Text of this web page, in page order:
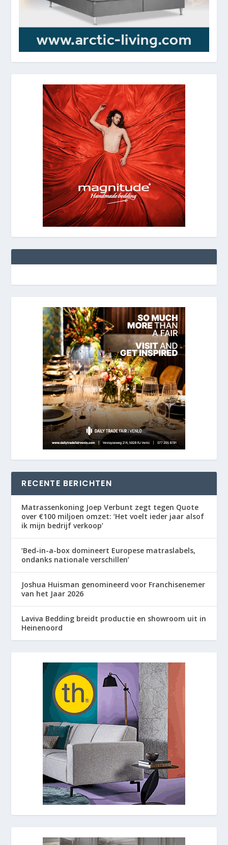
RECENTE BERICHTEN
Matrassenkoning Joep Verbunt zegt tegen Quote
over €100 miljoen omzet: ‘Het voelt ieder jaar alsof
ik mijn bedrijf verkoop’
‘Bed-in-a-box domineert Europese matraslabels,
ondanks nationale verschillen’
Joshua Huisman genomineerd voor Franchisenemer
van het Jaar 2026
Laviva Bedding breidt productie en showroom uit in
Heinenoord